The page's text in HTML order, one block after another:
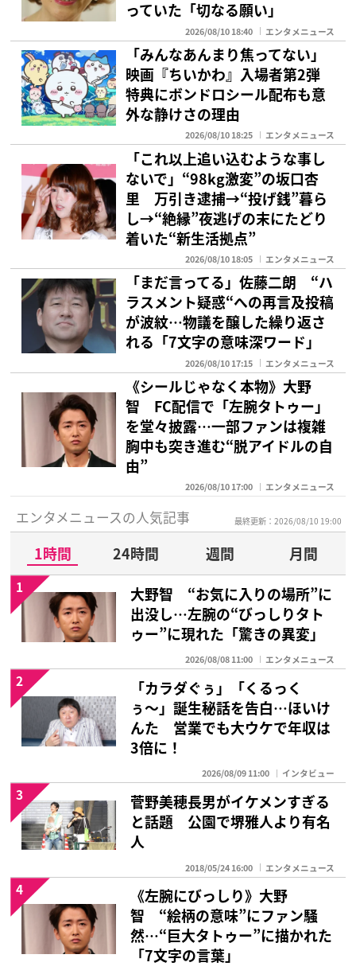
っていた「切なる願い」
2026/08/10 18:40 エンタメニュース
「みんなあんまり焦ってない」
映画『ちいかわ』入場者第2弾
特典にボンドロシール配布も意
外な静けさの理由
2026/08/10 18:25 エンタメニュース
「これ以上追い込むような事し
ないで」“98kg激変”の坂口杏
里 万引き逮捕→“投げ銭”暮ら
し→“絶縁”夜逃げの末にたどり
着いた“新生活拠点”
2026/08/10 18:05 エンタメニュース
「まだ言ってる」佐藤二朗 “ハ
ラスメント疑惑“への再言及投稿
が波紋…物議を醸した繰り返さ
れる「7文字の意味深ワード」
2026/08/10 17:15 エンタメニュース
《シールじゃなく本物》大野
智 FC配信で「左腕タトゥー」
を堂々披露…一部ファンは複雑
胸中も突き進む“脱アイドルの自
由”
2026/08/10 17:00 エンタメニュース
エンタメニュースの人気記事 最終更新：2026/08/10 19:00
1時間 24時間 週間
月間
大野智 “お気に入りの場所”に
出没し…左腕の“びっしりタト
ゥー”に現れた「驚きの異変」
2026/08/08 11:00 エンタメニュース
1
「カラダぐぅ」「くるっく
ぅ〜」誕生秘話を告白…ほいけ
んた 営業でも大ウケで年収は
3倍に！
2026/08/09 11:00 インタビュー
2
菅野美穂長男がイケメンすぎる
と話題 公園で堺雅人より有名
人
2018/05/24 16:00 エンタメニュース
3
《左腕にびっしり》大野
智 “絵柄の意味”にファン騒
然…“巨大タトゥー”に描かれた
「7文字の言葉」
4